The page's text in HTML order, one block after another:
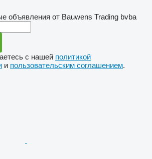
объявления от Bauwens Trading bvba
с нашей политикой
и пользовательским соглашением.